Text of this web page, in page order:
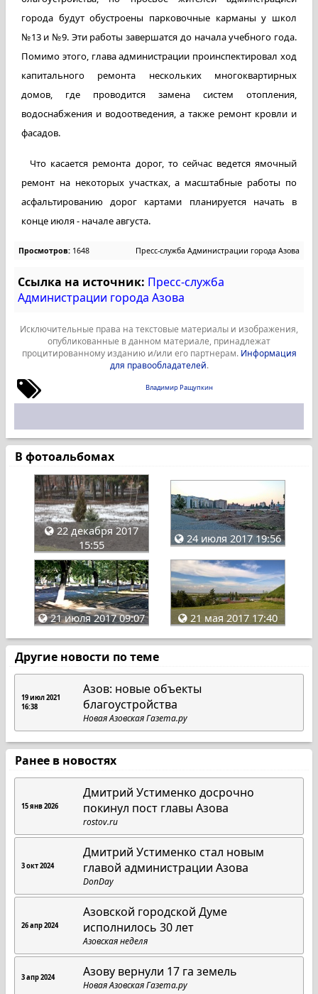
города будут обустроены парковочные карманы у школ
№13 и №9. Эти работы завершатся до начала учебного года.
Помимо этого, глава администрации проинспектировал ход
капитального ремонта нескольких многоквартирных
домов, где проводится замена систем отопления,
водоснабжения и водоотведения, а также ремонт кровли и
фасадов.
Что касается ремонта дорог, то сейчас ведется ямочный
ремонт на некоторых участках, а масштабные работы по
асфальтированию дорог картами планируется начать в
конце июля - начале августа.
Просмотров: 1648 Пресс-служба Администрации города Азова
Ссылка на источник: Пресс-служба
Администрации города Азова
Исключительные права на текстовые материалы и изображения,
опубликованные в данном материале, принадлежат
процитированному изданию и/или его партнерам. Информация
для правообладателей.
Владимир Ращупкин
В фотоальбомах
22 декабря 2017
15:55
24 июля 2017 19:56
21 июля 2017 09:07 21 мая 2017 17:40
Другие новости по теме
19 июл 2021
16:38
Азов: новые объекты
благоустройства
Новая Азовская Газета.ру
Ранее в новостях
15 янв 2026
Дмитрий Устименко досрочно
покинул пост главы Азова
rostov.ru
3 окт 2024
Дмитрий Устименко стал новым
главой администрации Азова
DonDay
26 апр 2024
Азовской городской Думе
исполнилось 30 лет
Азовская неделя
3 апр 2024 Азову вернули 17 га земель
Новая Азовская Газета.ру